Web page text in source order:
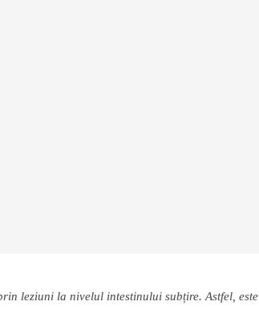
leziuni la nivelul intestinului subțire. Astfel, este